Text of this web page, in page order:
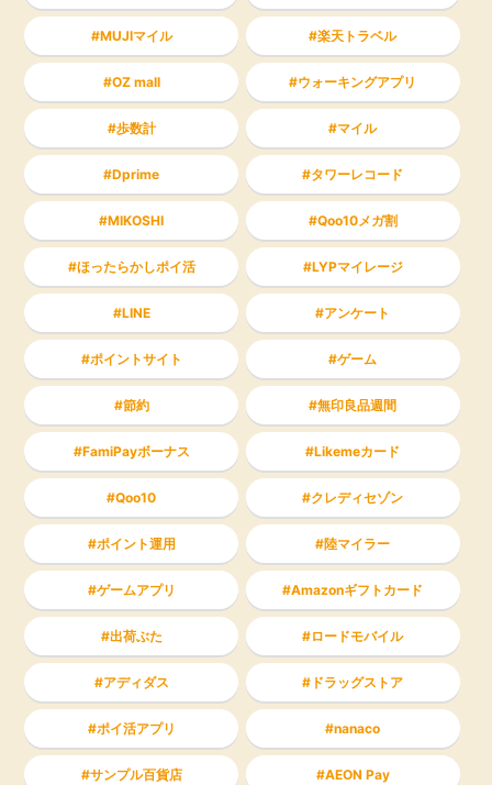
MUJIマイル 楽天トラベル
OZ mall ウォーキングアプリ
歩数計 マイル
Dprime タワーレコード
MIKOSHI Qoo10メガ割
ほったらかしポイ活 LYPマイレージ
LINE アンケート
ポイントサイト ゲーム
節約 無印良品週間
FamiPayボーナス Likemeカード
Qoo10 クレディセゾン
ポイント運用 陸マイラー
ゲームアプリ Amazonギフトカード
出荷ぶた ロードモバイル
アディダス ドラッグストア
ポイ活アプリ nanaco
サンプル百貨店 AEON Pay